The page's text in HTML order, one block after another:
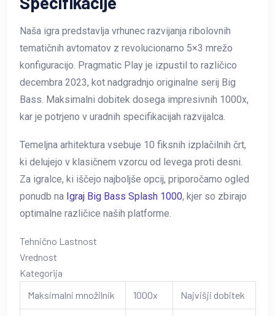
Naša igra predstavlja vrhunec razvijanja ribolovnih
tematičnih avtomatov z revolucionarno 5×3 mrežo
konfiguracijo. Pragmatic Play je izpustil to različico
decembra 2023, kot nadgradnjo originalne serij Big
Bass. Maksimalni dobitek dosega impresivnih 1000x,
kar je potrjeno v uradnih specifikacijah razvijalca.
Temeljna arhitektura vsebuje 10 fiksnih izplačilnih črt,
ki delujejo v klasičnem vzorcu od levega proti desni.
Za igralce, ki iščejo najboljše opcij, priporočamo ogled
ponudb na Igraj Big Bass Splash 1000, kjer so zbirajo
optimalne različice naših platforme.
Tehnično Lastnost
Vrednost
Kategorija
Maksimalni množilnik
1000x Najvišji dobitek